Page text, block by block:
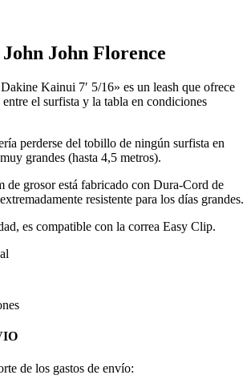
John Florence
Kainui 7′ 5/16» es un leash que ofrece
el surfista y la tabla en condiciones
perderse del tobillo de ningún surfista en
grandes (hasta 4,5 metros).
de grosor está fabricado con Dura-Cord de
resistente para los días grandes.
es compatible con la correa Easy Clip.
de los gastos de envío: